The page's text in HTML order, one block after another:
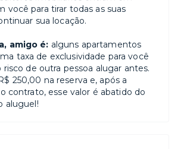
você para tirar todas as suas
sua locação.
amigo é: alguns apartamentos
taxa de exclusividade para você
risco de outra pessoa alugar antes.
250,00 na reserva e, após a
contrato, esse valor é abatido do
aluguel!